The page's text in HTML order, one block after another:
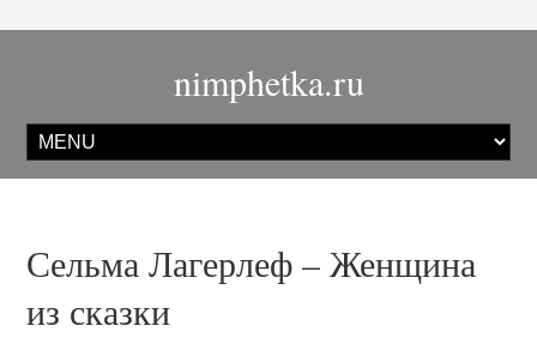
nimphetka.ru
Сельма Лагерлеф – Женщина
из сказки